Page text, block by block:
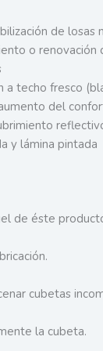
de losas
o renovación
a techo fresco
del
y lámina pintada
de éste
cubetas
la cubeta.